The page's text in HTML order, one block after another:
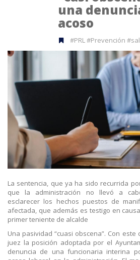
una
acoso
#PRL #Prevención
La sentencia, que ya ha sido recurrida
que la administración no llevó a
esclarecer los hechos puestos de
afectada, que además es testigo en
primer teniente de alcalde
Una pasividad “cuasi obscena”. Con
juez la posición adoptada por el
denuncia de una funcionaria interina